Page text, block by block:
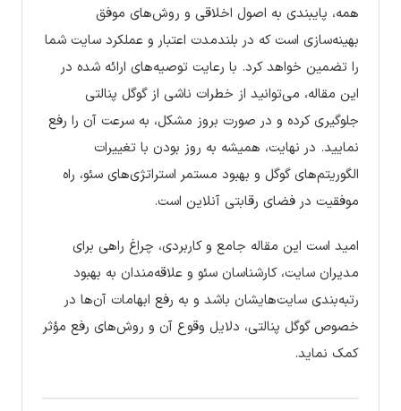
همه، پایبندی به اصول اخلاقی و روش‌های موفق
بهینه‌سازی است که در بلندمدت اعتبار و عملکرد سایت شما
را تضمین خواهد کرد. با رعایت توصیه‌های ارائه شده در
این مقاله، می‌توانید از خطرات ناشی از گوگل پنالتی
جلوگیری کرده و در صورت بروز مشکل، به سرعت آن را رفع
نمایید. در نهایت، همیشه به روز بودن با تغییرات
الگوریتم‌های گوگل و بهبود مستمر استراتژی‌های سئو، راه
موفقیت در فضای رقابتی آنلاین است.
امید است این مقاله جامع و کاربردی، چراغ راهی برای
مدیران سایت، کارشناسان سئو و علاقه‌مندان به بهبود
رتبه‌بندی سایت‌هایشان باشد و به رفع ابهامات آن‌ها در
خصوص گوگل پنالتی، دلایل وقوع آن و روش‌های رفع مؤثر
کمک نماید.